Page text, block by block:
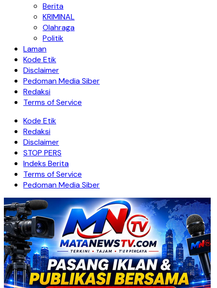
Berita
KRIMINAL
Olahraga
Politik
Laman
Kode Etik
Disclaimer
Pedoman Media Siber
Redaksi
Terms of Service
Kode Etik
Redaksi
Disclaimer
STOP PERS
Indeks Berita
Terms of Service
Pedoman Media Siber